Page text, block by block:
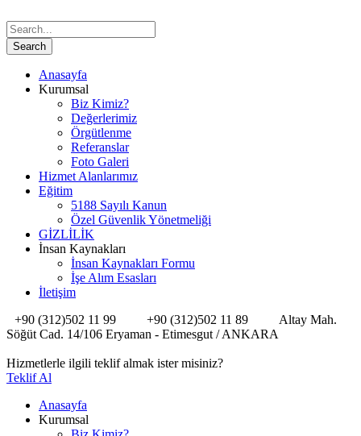
Anasayfa
Kurumsal
Biz Kimiz?
Değerlerimiz
Örgütlenme
Referanslar
Foto Galeri
Hizmet Alanlarımız
Eğitim
5188 Sayılı Kanun
Özel Güvenlik Yönetmeliği
GİZLİLİK
İnsan Kaynakları
İnsan Kaynakları Formu
İşe Alım Esasları
İletişim
+90 (312)502 11 99
+90 (312)502 11 89
Altay Mah.
Söğüt Cad. 14/106 Eryaman - Etimesgut / ANKARA
Hizmetlerle ilgili teklif almak ister misiniz?
Teklif Al
Anasayfa
Kurumsal